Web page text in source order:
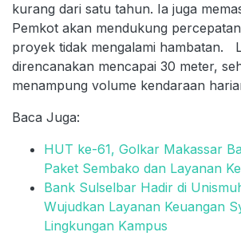
kurang dari satu tahun. Ia juga
Pemkot akan mendukung
proyek tidak mengalami hambatan.
direncanakan mencapai 30 meter,
menampung volume kendaraan
Baca Juga:
HUT ke-61, Golkar Makassar
Paket Sembako dan Layanan
Bank Sulselbar Hadir di
Wujudkan Layanan Keuangan
Lingkungan Kampus